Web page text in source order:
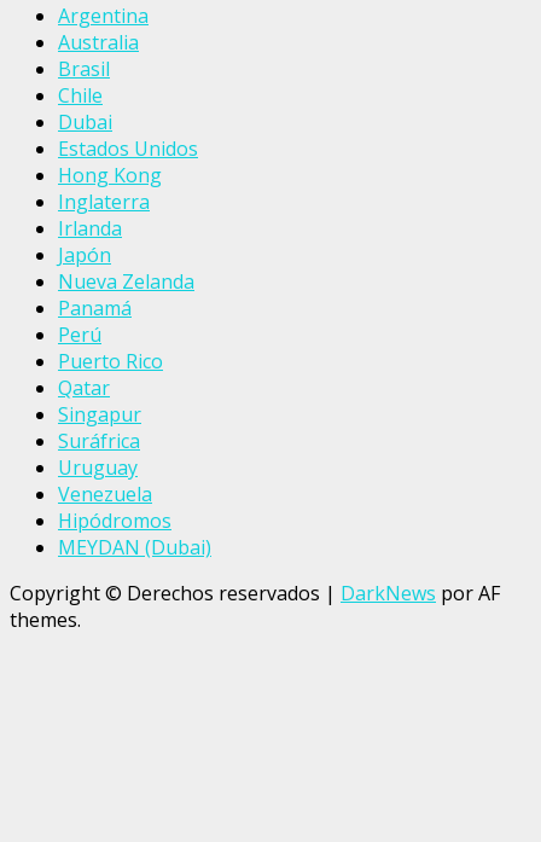
Argentina
Australia
Brasil
Chile
Dubai
Estados Unidos
Hong Kong
Inglaterra
Irlanda
Japón
Nueva Zelanda
Panamá
Perú
Puerto Rico
Qatar
Singapur
Suráfrica
Uruguay
Venezuela
Hipódromos
MEYDAN (Dubai)
Copyright © Derechos reservados | DarkNews por AF
themes.